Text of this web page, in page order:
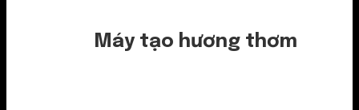
Máy tạo hương thơm